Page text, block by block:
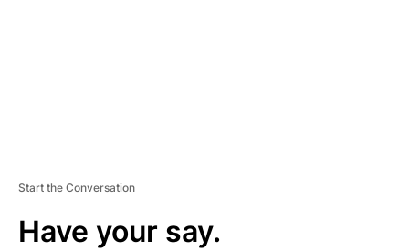
Start the Conversation
Have your say.